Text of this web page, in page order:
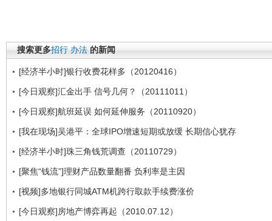
搜索更多招行 办法 的新闻
[经济半小时]银行收费花样多（20120416）
[今日观察]汇金出手 信号几何？（20111011）
[今日观察]航班延误 如何延伸服务（20110920）
[我在现场]吴港平：全球IPO增速短期或放缓 长期信心犹存
[经济半小时]珠三角钱荒调查（20110729）
[聚焦“钱流”]理财产品数量翻番 负利率是主因
[视频]多地银行同城ATM机跨行取款手续费涨价
[今日观察]房地产博弈再起（2010.07.12）